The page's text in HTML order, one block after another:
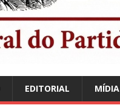
EDITORIAL MÍDIA